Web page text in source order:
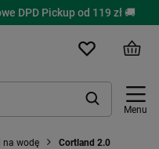
DPD Pickup od 119 zł 🚚
Menu
na wodę Cortland 2.0